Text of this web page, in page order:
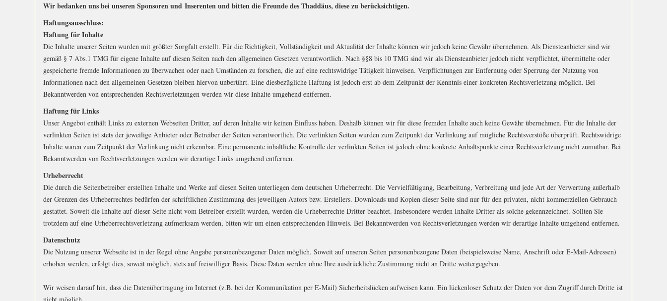
Wir bedanken uns bei unseren Sponsoren und Inserenten und bitten die Freunde des Thaddäus, diese zu berücksichtigen.
Haftungsausschluss:
Haftung für Inhalte
Die Inhalte unserer Seiten wurden mit größter Sorgfalt erstellt. Für die Richtigkeit, Vollständigkeit und Aktualität der Inhalte können wir jedoch keine Gewähr übernehmen. Als Diensteanbieter sind wir
gemäß § 7 Abs.1 TMG für eigene Inhalte auf diesen Seiten nach den allgemeinen Gesetzen verantwortlich. Nach §§8 bis 10 TMG sind wir als Diensteanbieter jedoch nicht verpflichtet, übermittelte oder
gespeicherte fremde Informationen zu überwachen oder nach Umständen zu forschen, die auf eine rechtswidrige Tätigkeit hinweisen. Verpflichtungen zur Entfernung oder Sperrung der Nutzung von
Informationen nach den allgemeinen Gesetzen bleiben hiervon unberührt. Eine diesbezügliche Haftung ist jedoch erst ab dem Zeitpunkt der Kenntnis einer konkreten Rechtsverletzung möglich. Bei
Bekanntwerden von entsprechenden Rechtsverletzungen werden wir diese Inhalte umgehend entfernen.
Haftung für Links
Unser Angebot enthält Links zu externen Webseiten Dritter, auf deren Inhalte wir keinen Einfluss haben. Deshalb können wir für diese fremden Inhalte auch keine Gewähr übernehmen. Für die Inhalte der
verlinkten Seiten ist stets der jeweilige Anbieter oder Betreiber der Seiten verantwortlich. Die verlinkten Seiten wurden zum Zeitpunkt der Verlinkung auf mögliche Rechtsverstöße überprüft. Rechtswidrige
Inhalte waren zum Zeitpunkt der Verlinkung nicht erkennbar. Eine permanente inhaltliche Kontrolle der verlinkten Seiten ist jedoch ohne konkrete Anhaltspunkte einer Rechtsverletzung nicht zumutbar. Bei
Bekanntwerden von Rechtsverletzungen werden wir derartige Links umgehend entfernen.
Urheberrecht
Die durch die Seitenbetreiber erstellten Inhalte und Werke auf diesen Seiten unterliegen dem deutschen Urheberrecht. Die Vervielfältigung, Bearbeitung, Verbreitung und jede Art der Verwertung außerhalb
der Grenzen des Urheberrechtes bedürfen der schriftlichen Zustimmung des jeweiligen Autors bzw. Erstellers. Downloads und Kopien dieser Seite sind nur für den privaten, nicht kommerziellen Gebrauch
gestattet. Soweit die Inhalte auf dieser Seite nicht vom Betreiber erstellt wurden, werden die Urheberrechte Dritter beachtet. Insbesondere werden Inhalte Dritter als solche gekennzeichnet. Sollten Sie
trotzdem auf eine Urheberrechtsverletzung aufmerksam werden, bitten wir um einen entsprechenden Hinweis. Bei Bekanntwerden von Rechtsverletzungen werden wir derartige Inhalte umgehend entfernen.
Datenschutz
Die Nutzung unserer Webseite ist in der Regel ohne Angabe personenbezogener Daten möglich. Soweit auf unseren Seiten personenbezogene Daten (beispielsweise Name, Anschrift oder E-Mail-Adressen)
erhoben werden, erfolgt dies, soweit möglich, stets auf freiwilliger Basis. Diese Daten werden ohne Ihre ausdrückliche Zustimmung nicht an Dritte weitergegeben.
Wir weisen darauf hin, dass die Datenübertragung im Internet (z.B. bei der Kommunikation per E-Mail) Sicherheitslücken aufweisen kann. Ein lückenloser Schutz der Daten vor dem Zugriff durch Dritte ist